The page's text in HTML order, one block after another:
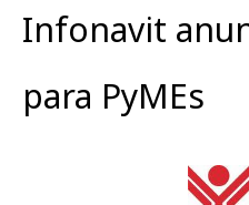
Infonavit
para PyMEs